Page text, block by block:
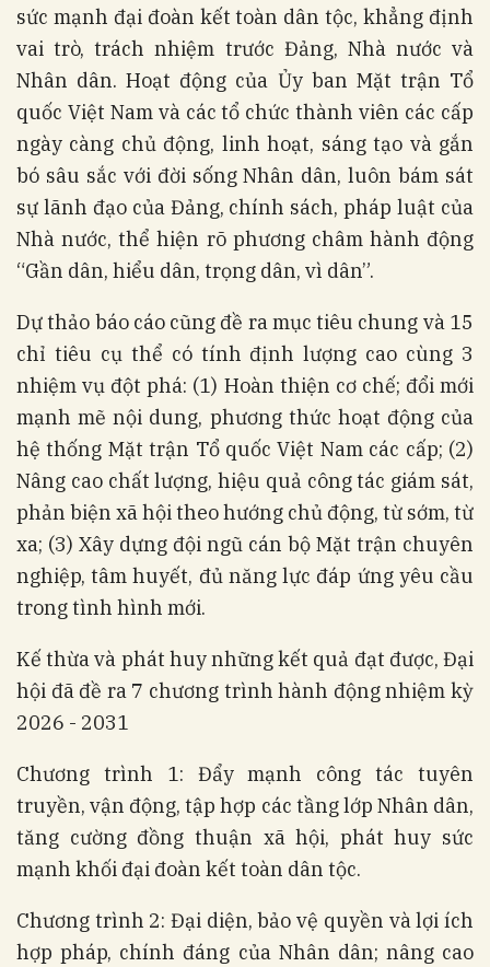
sức mạnh đại đoàn kết toàn dân tộc, khẳng định
vai trò, trách nhiệm trước Đảng, Nhà nước và
Nhân dân. Hoạt động của Ủy ban Mặt trận Tổ
quốc Việt Nam và các tổ chức thành viên các cấp
ngày càng chủ động, linh hoạt, sáng tạo và gắn
bó sâu sắc với đời sống Nhân dân, luôn bám sát
sự lãnh đạo của Đảng, chính sách, pháp luật của
Nhà nước, thể hiện rõ phương châm hành động
“Gần dân, hiểu dân, trọng dân, vì dân”.
Dự thảo báo cáo cũng đề ra mục tiêu chung và 15
chỉ tiêu cụ thể có tính định lượng cao cùng 3
nhiệm vụ đột phá: (1) Hoàn thiện cơ chế; đổi mới
mạnh mẽ nội dung, phương thức hoạt động của
hệ thống Mặt trận Tổ quốc Việt Nam các cấp; (2)
Nâng cao chất lượng, hiệu quả công tác giám sát,
phản biện xã hội theo hướng chủ động, từ sớm, từ
xa; (3) Xây dựng đội ngũ cán bộ Mặt trận chuyên
nghiệp, tâm huyết, đủ năng lực đáp ứng yêu cầu
trong tình hình mới.
Kế thừa và phát huy những kết quả đạt được, Đại
hội đã đề ra 7 chương trình hành động nhiệm kỳ
2026 - 2031
Chương trình 1: Đẩy mạnh công tác tuyên
truyền, vận động, tập hợp các tầng lớp Nhân dân,
tăng cường đồng thuận xã hội, phát huy sức
mạnh khối đại đoàn kết toàn dân tộc.
Chương trình 2: Đại diện, bảo vệ quyền và lợi ích
hợp pháp, chính đáng của Nhân dân; nâng cao